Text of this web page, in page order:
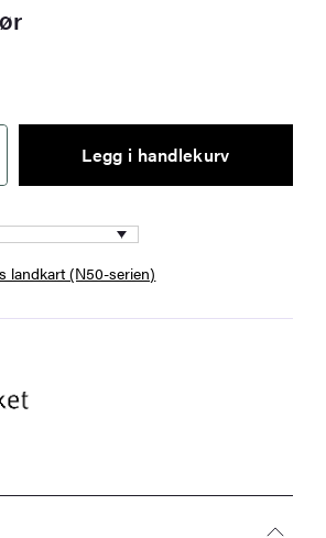
Legg i handlekurv
landkart (N50-serien)